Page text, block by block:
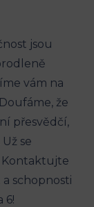
jsou
vám na⁤
že
přesvědčí,
se
schopnosti
6!